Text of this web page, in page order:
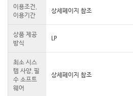
이용조건,
이용기간
상세페이지 참조
상품 제공
방식
LP
최소 시스
템 사양, 필
수 소프트
웨어
상세페이지 참조